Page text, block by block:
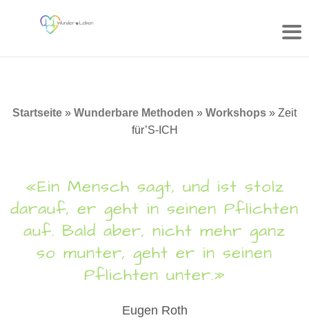
Zum
Startseite » Wunderbare Methoden » Workshops » Zeit
für’S-ICH
«Ein Mensch sagt, und ist stolz
darauf, er geht in seinen Pflichten
auf. Bald aber, nicht mehr ganz
so munter, geht er in seinen
Pflichten unter.»
Eugen Roth